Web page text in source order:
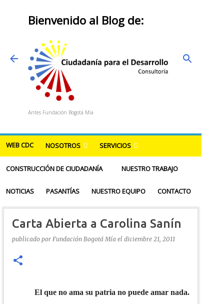
Bienvenido al Blog de:
Antes Fundación Bogotá Mía
WEB CDC NOSOTROS SERVICIOS
CONSTRUCCIÓN DE CIUDADANÍA NUESTRO TRABAJO
NOTICIAS PASANTÍAS NUESTRO EQUIPO CONTACTO
Carta Abierta a Carolina Sanín
publicado por Fundación Bogotá Mía el diciembre 21, 2011
El que no ama su patria no puede amar nada.